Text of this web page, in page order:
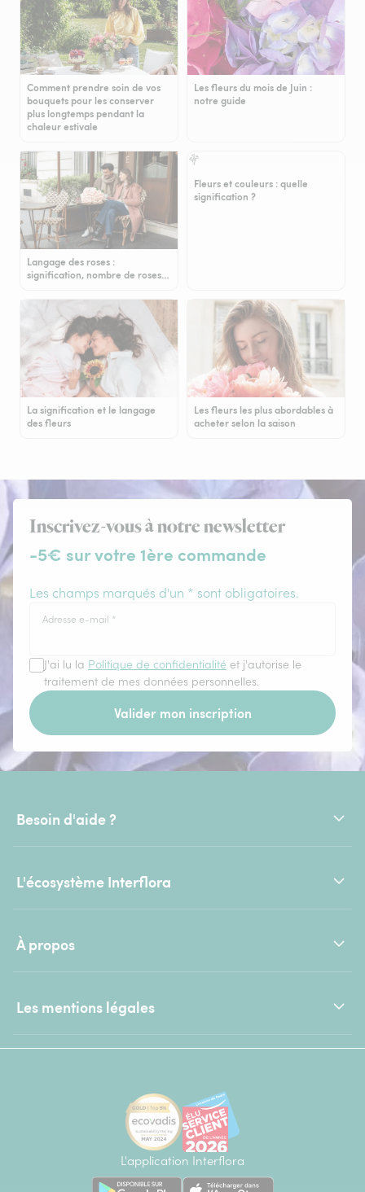
Comment prendre soin de vos
bouquets pour les conserver
plus longtemps pendant la
chaleur estivale
Les fleurs du mois de Juin :
notre guide
Langage des roses :
signification, nombre de roses…
Fleurs et couleurs : quelle
signification ?
La signification et le langage
des fleurs
Les fleurs les plus abordables à
acheter selon la saison
Inscrivez-vous à notre newsletter
-5€ sur votre 1ère commande
Les champs marqués d'un * sont obligatoires.
Adresse e-mail *
J'ai lu la Politique de confidentialité et j'autorise le
traitement de mes données personnelles.
Valider mon inscription
Besoin d'aide ?
L'écosystème Interflora
À propos
Les mentions légales
L'application Interflora